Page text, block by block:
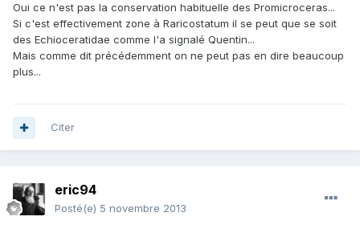
Oui ce n'est pas la conservation habituelle des Promicroceras...
Si c'est effectivement zone à Raricostatum il se peut que se soit
des Echioceratidae comme l'a signalé Quentin...
Mais comme dit précédemment on ne peut pas en dire beaucoup
plus...
Citer
eric94
Posté(e) 5 novembre 2013